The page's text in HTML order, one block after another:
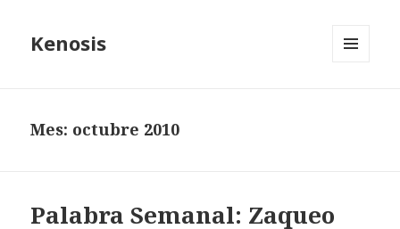
Kenosis
Mes: octubre 2010
Palabra Semanal: Zaqueo